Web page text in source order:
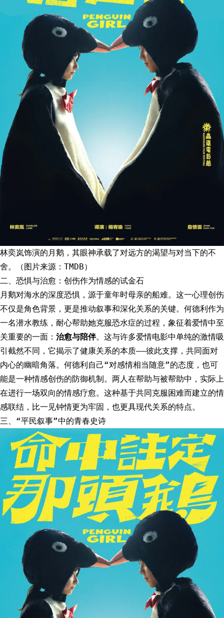
林奕岚饰演的月鹅，其眼神承载了对远方的渴望与对当下的不
舍。（图片来源：TMDB）
二、恐惧与治愈：创伤作为情感的试金石
月鹅对海水的深度恐惧，源于童年时母亲的船难。这一心理创伤
不仅是角色背景，更是推动叙事和深化关系的关键。何德利作为
一名潜水教练，耐心帮助她克服恐水症的过程，象征着爱情中至
关重要的一面： 治愈与陪伴。这与许多爱情电影中单纯的激情吸
引截然不同，它揭示了健康关系的本质——彼此支撑，共同面对
内心的幽暗角落。何德利自己“对感情相当随意”的态度，也可
能是一种情感创伤的防御机制。两人在帮助与被帮助中，实际上
在进行一场双向的情感疗愈。这种基于共同克服困难而建立的情
感联结，比一见钟情更为牢固，也更具现代关系的特点。
三、“平民叙事”中的青春史诗